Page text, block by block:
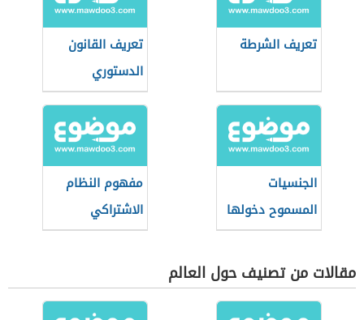
تعريف الشرطة
تعريف القانون
الدستوري
الجنسيات
المسموح دخولها
الأردن بدون فيزا
مفهوم النظام
الاشتراكي
مقالات من تصنيف حول العالم